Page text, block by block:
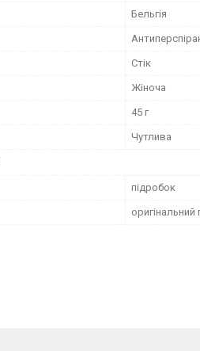
Бельгія
Стік
Жіноча
45 г
Чутлива
підробок
оригінальний